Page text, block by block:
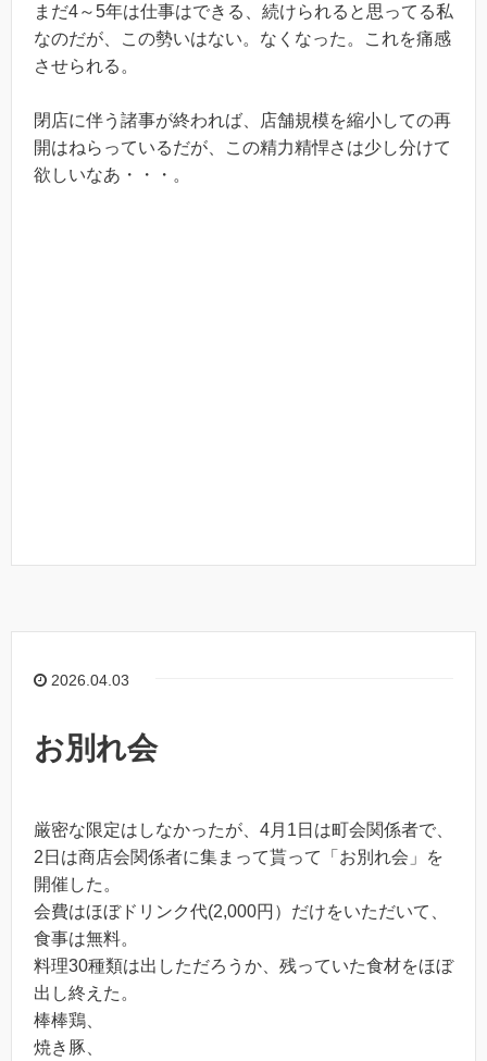
まだ4～5年は仕事はできる、続けられると思ってる私
なのだが、この勢いはない。なくなった。これを痛感
させられる。
閉店に伴う諸事が終われば、店舗規模を縮小しての再
開はねらっているだが、この精力精悍さは少し分けて
欲しいなあ・・・。
2026.04.03
お別れ会
厳密な限定はしなかったが、4月1日は町会関係者で、
2日は商店会関係者に集まって貰って「お別れ会」を
開催した。
会費はほぼドリンク代(2,000円）だけをいただいて、
食事は無料。
料理30種類は出しただろうか、残っていた食材をほぼ
出し終えた。
棒棒鶏、
焼き豚、